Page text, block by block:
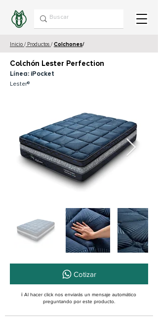
Inicio / Productos / Colchones/
Colchón Lester Perfection
Línea: iPocket
Lester®
Cotizar
ℹ️ Al hacer click nos enviarás un mensaje automático
preguntando por este producto.